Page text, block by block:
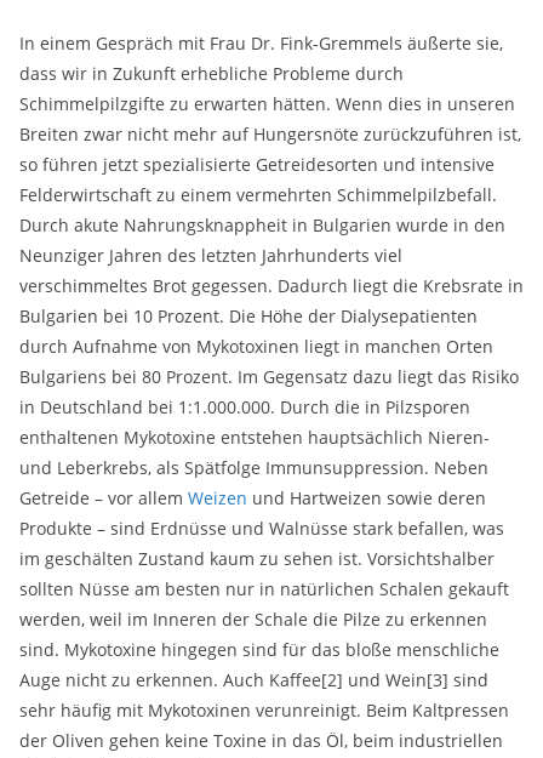
In einem Gespräch mit Frau Dr. Fink-Gremmels äußerte sie,
dass wir in Zukunft erhebliche Probleme durch
Schimmelpilzgifte zu erwarten hätten. Wenn dies in unseren
Breiten zwar nicht mehr auf Hungersnöte zurückzuführen ist,
so führen jetzt spezialisierte Getreidesorten und intensive
Felderwirtschaft zu einem vermehrten Schimmelpilzbefall.
Durch akute Nahrungsknappheit in Bulgarien wurde in den
Neunziger Jahren des letzten Jahrhunderts viel
verschimmeltes Brot gegessen. Dadurch liegt die Krebsrate in
Bulgarien bei 10 Prozent. Die Höhe der Dialysepatienten
durch Aufnahme von Mykotoxinen liegt in manchen Orten
Bulgariens bei 80 Prozent. Im Gegensatz dazu liegt das Risiko
in Deutschland bei 1:1.000.000. Durch die in Pilzsporen
enthaltenen Mykotoxine entstehen hauptsächlich Nieren-
und Leberkrebs, als Spätfolge Immunsuppression. Neben
Getreide – vor allem Weizen und Hartweizen sowie deren
Produkte – sind Erdnüsse und Walnüsse stark befallen, was
im geschälten Zustand kaum zu sehen ist. Vorsichtshalber
sollten Nüsse am besten nur in natürlichen Schalen gekauft
werden, weil im Inneren der Schale die Pilze zu erkennen
sind. Mykotoxine hingegen sind für das bloße menschliche
Auge nicht zu erkennen. Auch Kaffee[2] und Wein[3] sind
sehr häufig mit Mykotoxinen verunreinigt. Beim Kaltpressen
der Oliven gehen keine Toxine in das Öl, beim industriellen